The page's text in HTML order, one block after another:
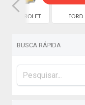
CHEVROLET FORD
BUSCA RÁPIDA